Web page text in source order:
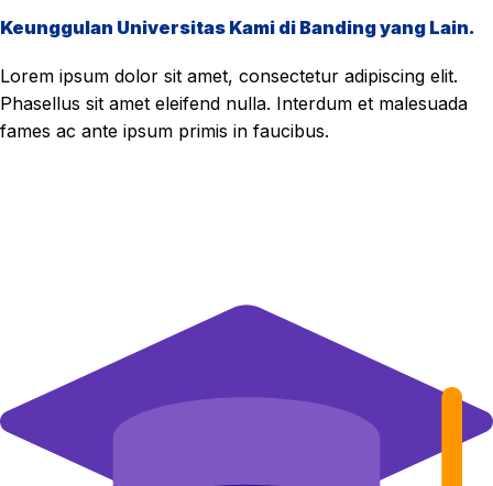
Keunggulan Universitas Kami di Banding yang Lain.
Lorem ipsum dolor sit amet, consectetur adipiscing elit.
Phasellus sit amet eleifend nulla. Interdum et malesuada
fames ac ante ipsum primis in faucibus.